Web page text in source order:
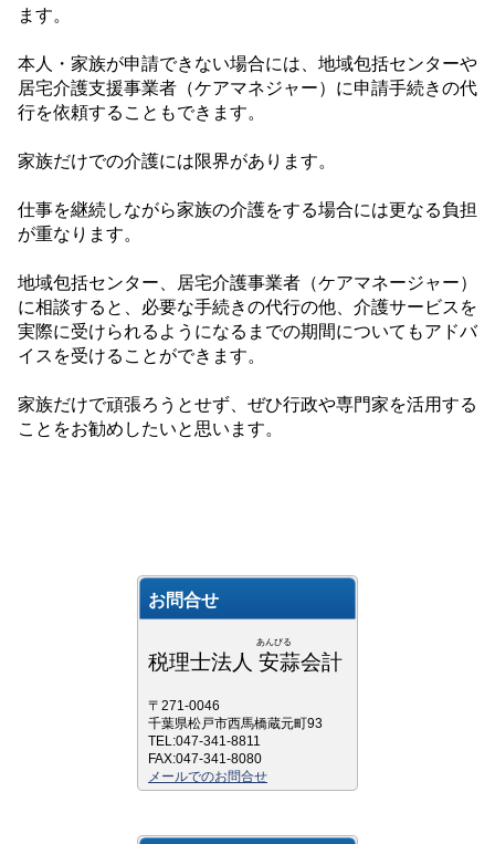
ます。
本人・家族が申請できない場合には、地域包括センターや
居宅介護支援事業者（ケアマネジャー）に申請手続きの代
行を依頼することもできます。
家族だけでの介護には限界があります。
仕事を継続しながら家族の介護をする場合には更なる負担
が重なります。
地域包括センター、居宅介護事業者（ケアマネージャー）
に相談すると、必要な手続きの代行の他、介護サービスを
実際に受けられるようになるまでの期間についてもアドバ
イスを受けることができます。
家族だけで頑張ろうとせず、ぜひ行政や専門家を活用する
ことをお勧めしたいと思います。
お問合せ
あんびる
税理士法人 安蒜会計
〒271-0046
千葉県松戸市西馬橋蔵元町93
TEL:047-341-8811
FAX:047-341-8080
メールでのお問合せ